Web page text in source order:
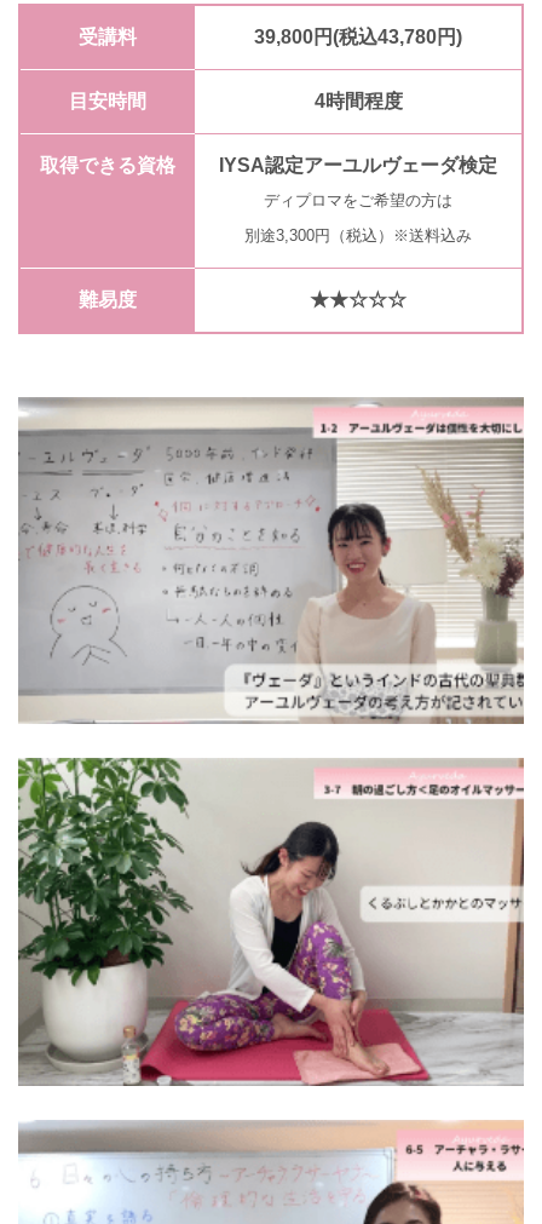
受講料 39,800円(税込43,780円)
目安時間 4時間程度
取得できる資格 IYSA認定アーユルヴェーダ検定
ディプロマをご希望の方は
別途3,300円（税込）※送料込み
難易度 ★★☆☆☆